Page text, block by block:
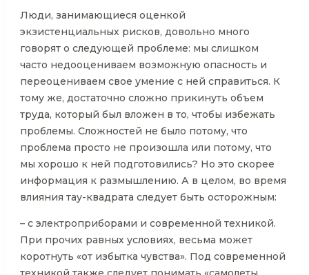
Люди, занимающиеся оценкой
экзистенциальных рисков, довольно много
говорят о следующей проблеме: мы слишком
часто недооцениваем возможную опасность и
переоцениваем свое умение с ней справиться. К
тому же, достаточно сложно прикинуть объем
труда, который был вложен в то, чтобы избежать
проблемы. Сложностей не было потому, что
проблема просто не произошла или потому, что
мы хорошо к ней подготовились? Но это скорее
информация к размышлению. А в целом, во время
влияния тау-квадрата следует быть осторожным:
– с электроприборами и современной техникой.
При прочих равных условиях, весьма может
коротнуть «от избытка чувства». Под современной